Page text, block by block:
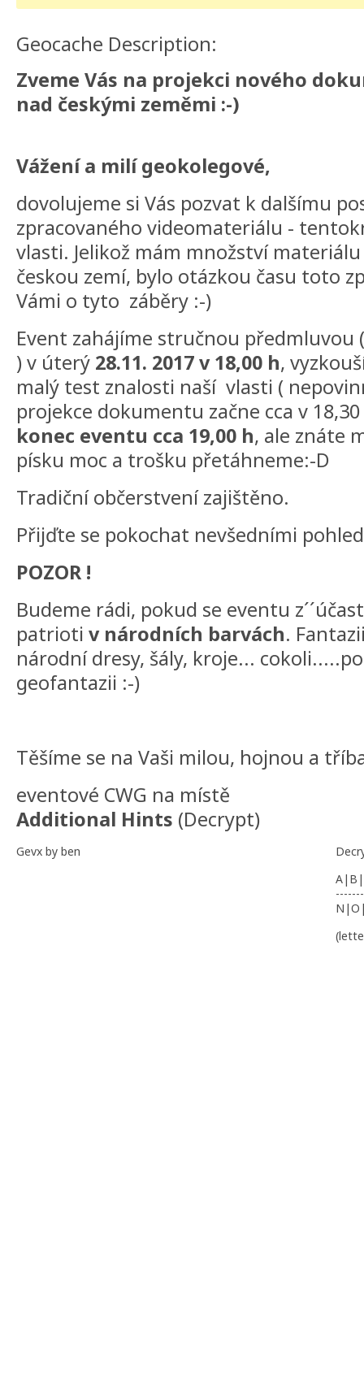
Geocache Description:
Zveme Vás na projekci nového
nad českými zeměmi :-)
Vážení a milí geokolegové,
dovolujeme si Vás pozvat k dalšímu
zpracovaného videomateriálu -
vlasti. Jelikož mám množství
českou zemí, bylo otázkou času toto
Vámi o tyto záběry :-)
Event zahájíme stručnou předmluvou
) v úterý 28.11. 2017 v 18,00 h,
malý test znalosti naší vlasti (
projekce dokumentu začne cca v
konec eventu cca 19,00 h, ale znáte
písku moc a trošku přetáhneme:-D
Tradiční občerstvení zajištěno.
Přijďte se pokochat nevšedními
POZOR !
Budeme rádi, pokud se eventu
patrioti v národních barvách.
národní dresy, šály, kroje...
geofantazii :-)
Těšíme se na Vaši milou, hojnou a
eventové CWG na místě
Additional Hints (Decrypt)
Gevx by ben